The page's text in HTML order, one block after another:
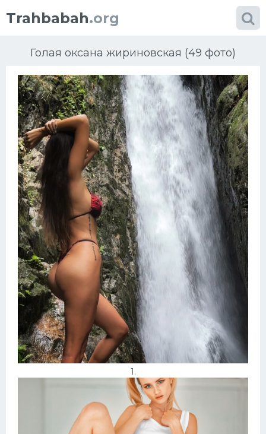
Trahbabah.org
Голая оксана жириновская (49 фото)
1.
Категориифото
Большие сиськи
Блондинки
Африка
Порно в чулках
Проститутки
Домашнее порно
Японки
Няшки
Модели